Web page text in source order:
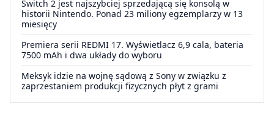
Switch 2 jest najszybciej sprzedającą się konsolą w
historii Nintendo. Ponad 23 miliony egzemplarzy w 13
miesięcy
Premiera serii REDMI 17. Wyświetlacz 6,9 cala, bateria
7500 mAh i dwa układy do wyboru
Meksyk idzie na wojnę sądową z Sony w związku z
zaprzestaniem produkcji fizycznych płyt z grami